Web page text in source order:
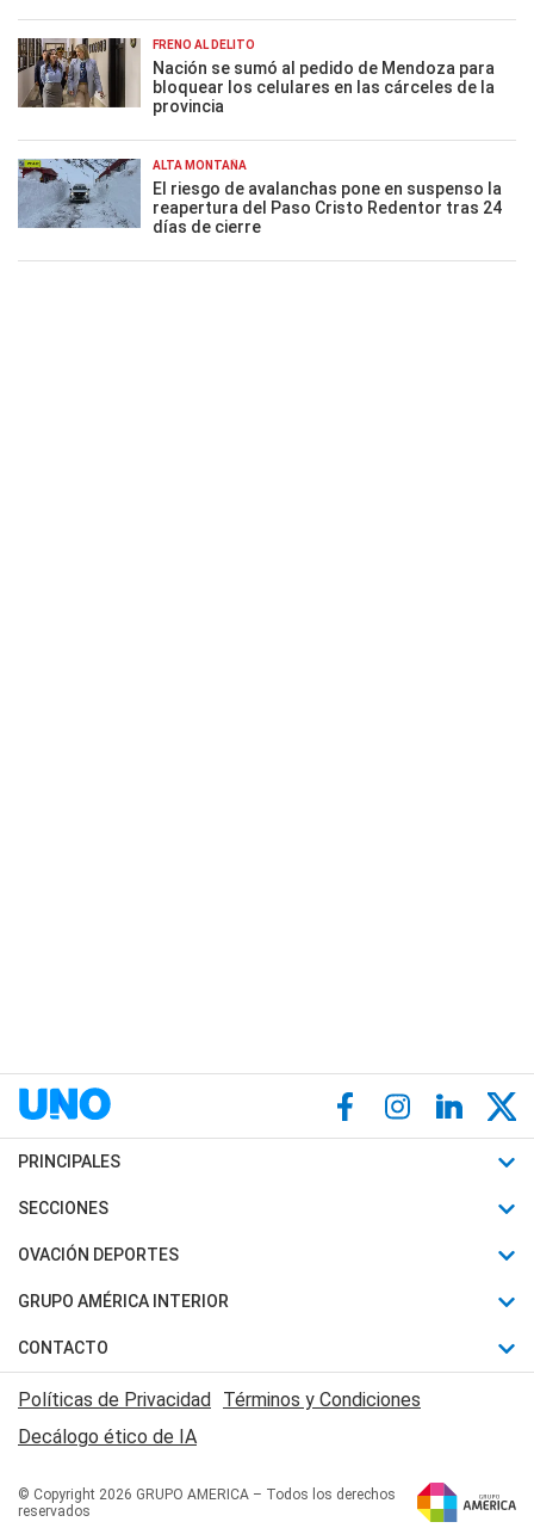
FRENO AL DELITO
Nación se sumó al pedido de Mendoza para
bloquear los celulares en las cárceles de la
provincia
ALTA MONTAÑA
El riesgo de avalanchas pone en suspenso la
reapertura del Paso Cristo Redentor tras 24
días de cierre
PRINCIPALES
Últimas Noticias
Política
Judiciales
Economia
SECCIONES
Horóscopo
Motores
Trucos caseros
Series y Películas
Edictos y Solicitadas
OVACIÓN DEPORTES
Fútbol
Mundial
Automovilismo
Rugby
Básquet
GRUPO AMÉRICA INTERIOR
Canal 7 en Vivo
San Juan 8
CONTACTO
Acerca de Nosotros
Contactanos
Políticas de Privacidad Términos y Condiciones
Decálogo ético de IA
© Copyright 2026 GRUPO AMERICA – Todos los derechos
reservados